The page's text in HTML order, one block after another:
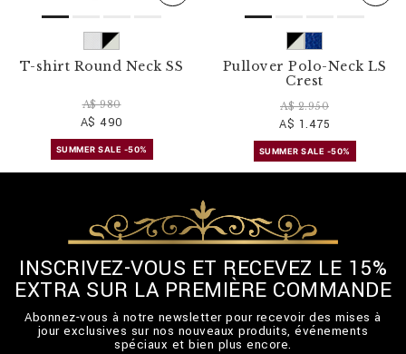
T-shirt Round Neck SS
A$ 980
A$ 490
SUMMER SALE -50%
Pullover Polo-Neck LS
Crest
A$ 2.950
A$ 1.475
SUMMER SALE -50%
INSCRIVEZ-VOUS ET RECEVEZ LE 15%
EXTRA SUR LA PREMIÈRE COMMANDE
Abonnez-vous à notre newsletter pour recevoir des mises à
jour exclusives sur nos nouveaux produits, événements
spéciaux et bien plus encore.